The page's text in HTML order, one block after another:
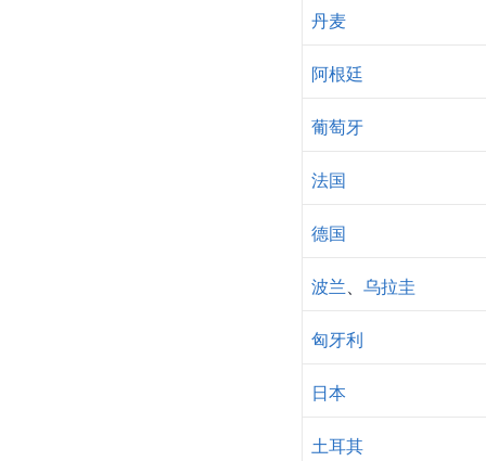
丹麦
阿根廷
葡萄牙
法国
德国
波兰 乌拉圭
匈牙利
日本
土耳其